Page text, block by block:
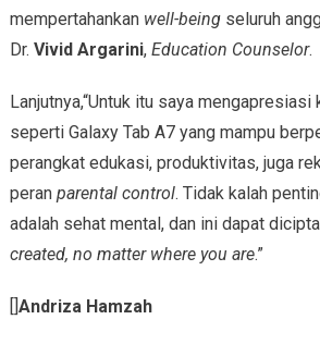
mempertahankan well-beingseluruh
Dr. Vivid Argarini, Education Counselor.
Lanjutnya,“Untuk itu saya mengapresiasi
seperti Galaxy Tab A7 yang mampu
perangkat edukasi, produktivitas, juga
peran parental control. Tidak kalah
adalah sehat mental, dan ini dapat
created, no matter where you are.”
[]Andriza Hamzah